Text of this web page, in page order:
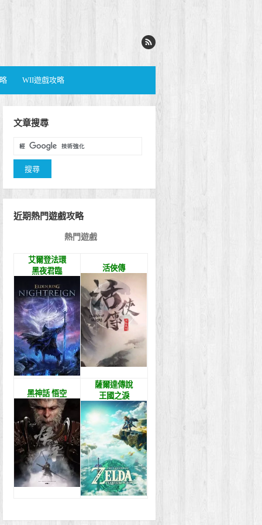
WII遊戲攻略
文章搜尋
近期熱門遊戲攻略
熱門遊戲
艾爾登法環
黑夜君臨
活俠傳
黑神話 悟空
薩爾達傳說
王國之淚